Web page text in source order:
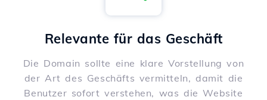
Relevante für das Geschäft
Die Domain sollte eine klare Vorstellung von
der Art des Geschäfts vermitteln, damit die
Benutzer sofort verstehen, was die Website